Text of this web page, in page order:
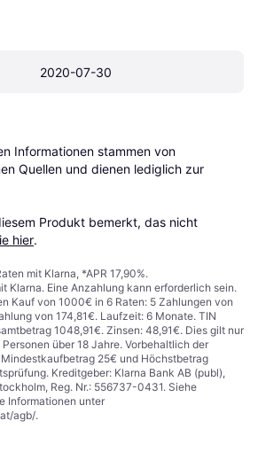
2020-07-30
Informationen stammen von
Quellen und dienen lediglich zur
Produkt bemerkt, das nicht
hier.
mit Klarna, *APR 17,90%.
Klarna. Eine Anzahlung kann erforderlich sein.
Kauf von 1000€ in 6 Raten: 5 Zahlungen von
von 174,81€. Laufzeit: 6 Monate. TIN
1048,91€. Zinsen: 48,91€. Dies gilt nur
über 18 Jahre. Vorbehaltlich der
25€ und Höchstbetrag
Kreditgeber: Klarna Bank AB (publ),
Reg. Nr.: 556737-0431. Siehe
Informationen unter
agb/.